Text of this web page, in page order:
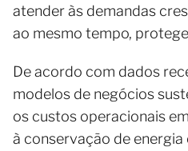
atender às demandas
ao mesmo tempo,
De acordo com dados
modelos de negócios
os custos operacionais
à conservação de